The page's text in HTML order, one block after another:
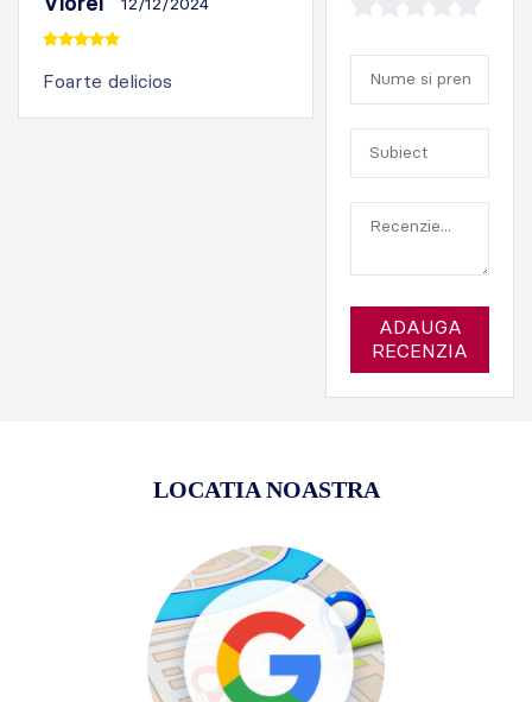
Foarte delicios
ADAUGA
RECENZIA
LOCATIA NOASTRA